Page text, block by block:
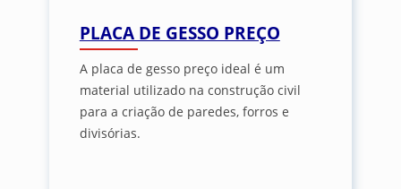
PLACA DE GESSO PREÇO
A placa de gesso preço ideal é um
material utilizado na construção civil
para a criação de paredes, forros e
divisórias.